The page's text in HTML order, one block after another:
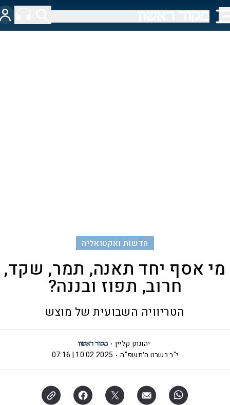
חדשות ואקטואליה
מי אסף יחד תאנה, תמר, שקד,
חרוב, תפוז ובננה?
הטריוויה השבועית של מוצש
יהונתן קליין
י"ב בשבט ה׳תשפ"ה
10.02.2025 | 07:16